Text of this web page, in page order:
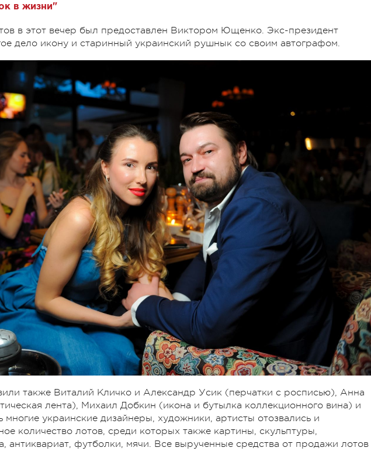
в жизни"
в этот вечер был предоставлен Виктором Ющенко. Экс-президент
дело икону и старинный украинский рушнык со своим автографом.
также Виталий Кличко и Александр Усик (перчатки с росписью), Анна
лента), Михаил Добкин (икона и бутылка коллекционного вина) и
многие украинские дизайнеры, художники, артисты отозвались и
количество лотов, среди которых также картины, скульптуры,
антиквариат, футболки, мячи. Все вырученные средства от продажи лотов